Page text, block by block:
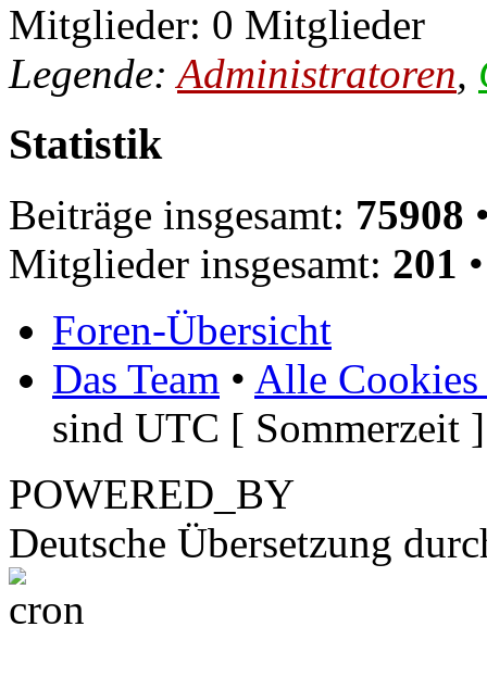
Mitglieder: 0 Mitglieder
Legende:Administratoren,
Statistik
Beiträge insgesamt: 75908
Mitglieder insgesamt: 201
Foren-Übersicht
Das Team • Alle Cookies
sind UTC [ Sommerzeit ]
POWERED_BY
Deutsche Übersetzung